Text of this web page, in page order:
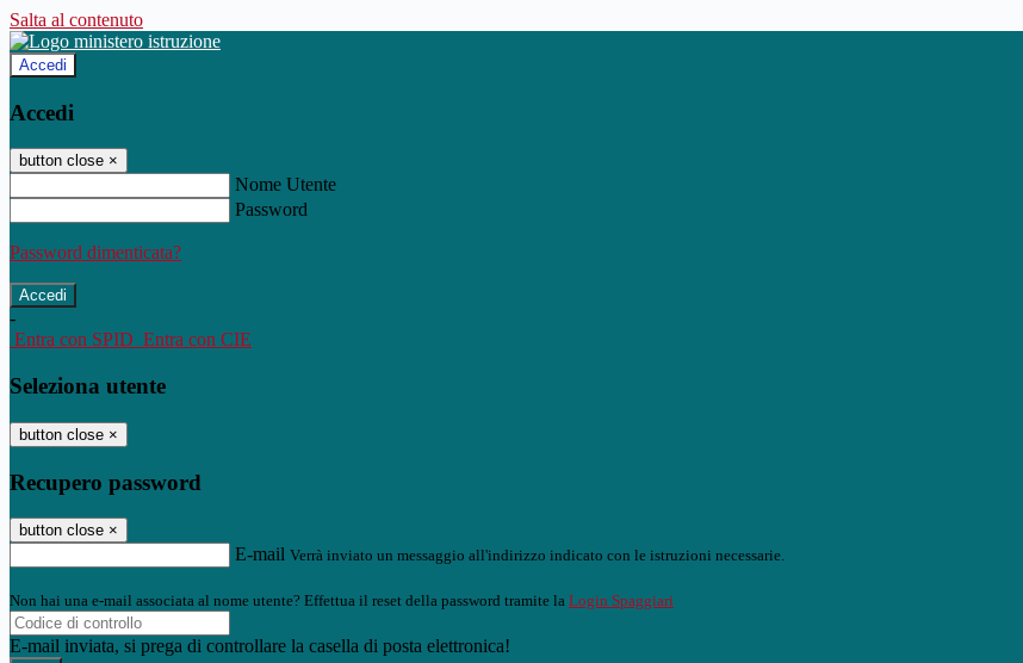
Salta al contenuto
Accedi
Accedi
button close ×
Nome Utente
Password
Password dimenticata?
-
Entra con SPID Entra con CIE
Seleziona utente
button close ×
Recupero password
button close ×
E-mail Verrà inviato un messaggio all'indirizzo indicato con le istruzioni necessarie.
Non hai una e-mail associata al nome utente? Effettua il reset della password tramite la Login Spaggiari
E-mail inviata, si prega di controllare la casella di posta elettronica!